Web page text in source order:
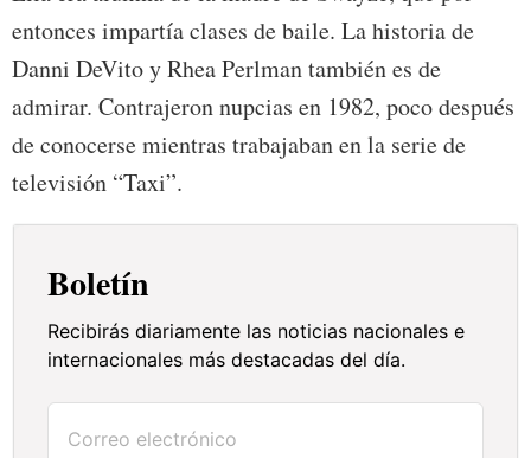
entonces impartía clases de baile. La historia de
Danni DeVito y Rhea Perlman también es de
admirar. Contrajeron nupcias en 1982, poco después
de conocerse mientras trabajaban en la serie de
televisión “Taxi”.
Boletín
Recibirás diariamente las noticias nacionales e
internacionales más destacadas del día.